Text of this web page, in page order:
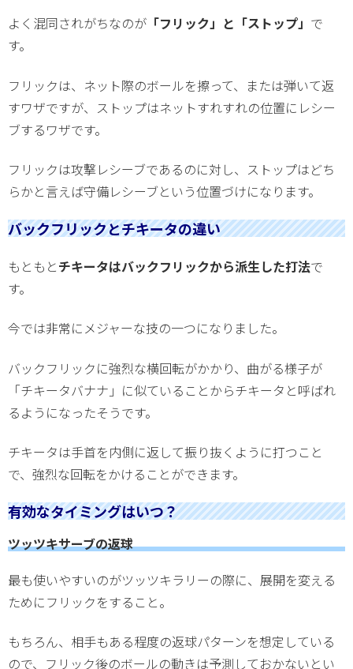
よく混同されがちなのが 「フリック」と「ストップ」 で
す。
フリックは、ネット際のボールを擦って、または弾いて返
すワザですが、ストップはネットすれすれの位置にレシー
ブするワザです。
フリックは攻撃レシーブであるのに対し、ストップはどち
らかと言えば守備レシーブという位置づけになります。
バックフリックとチキータの違い
もともとチキータはバックフリックから派生した打法で
す。
今では非常にメジャーな技の一つになりました。
バックフリックに強烈な横回転がかかり、曲がる様子が
「チキータバナナ」に似ていることからチキータと呼ばれ
るようになったそうです。
チキータは手首を内側に返して振り抜くように打つこと
で、強烈な回転をかけることができます。
有効なタイミングはいつ？
ツッツキサーブの返球
最も使いやすいのがツッツキラリーの際に、展開を変える
ためにフリックをすること。
もちろん、相手もある程度の返球パターンを想定している
ので、フリック後のボールの動きは予測しておかないとい